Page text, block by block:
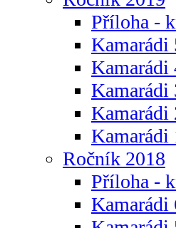
Příloha -
Kamarádi
Kamarádi
Kamarádi
Kamarádi
Kamarádi
Ročník 2018
Příloha -
Kamarádi